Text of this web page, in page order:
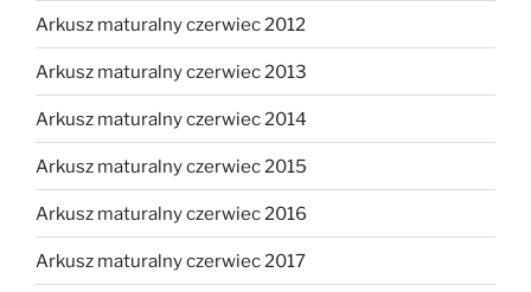
Arkusz maturalny czerwiec 2012
Arkusz maturalny czerwiec 2013
Arkusz maturalny czerwiec 2014
Arkusz maturalny czerwiec 2015
Arkusz maturalny czerwiec 2016
Arkusz maturalny czerwiec 2017